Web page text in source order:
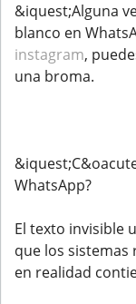
&iquest;Alguna
blanco en
instagram,
una broma.
WhatsApp?
El texto invisible
que los sistemas
en realidad